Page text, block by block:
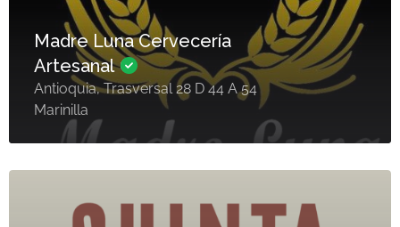
Madre Luna Cervecería
Artesanal
Antioquia, Trasversal 28 D 44 A 54
Marinilla